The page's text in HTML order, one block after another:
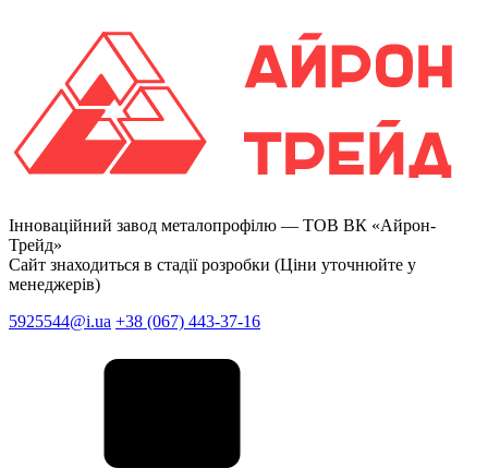
Інноваційний завод металопрофілю — ТОВ ВК «Айрон-
Трейд»
Сайт знаходиться в стадії розробки (Ціни уточнюйте у
менеджерів)
5925544@i.ua +38 (067) 443-37-16